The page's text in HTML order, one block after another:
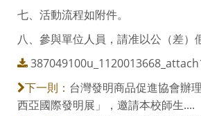
七、活動流程如附件。
八、參與單位人員，請准以公（差）
下一則： 台灣發明商品促進協會辦
西亞國際發明展」，邀請本校師生....